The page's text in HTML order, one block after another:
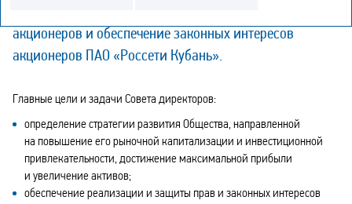
акционеров и обеспечение законных интересов
акционеров ПАО «Россети Кубань».
Главные цели и задачи Совета директоров:
определение стратегии развития Общества, направленной
на повышение его рыночной капитализации и инвестиционной
привлекательности, достижение максимальной прибыли
и увеличение активов;
обеспечение реализации и защиты прав и законных интересов